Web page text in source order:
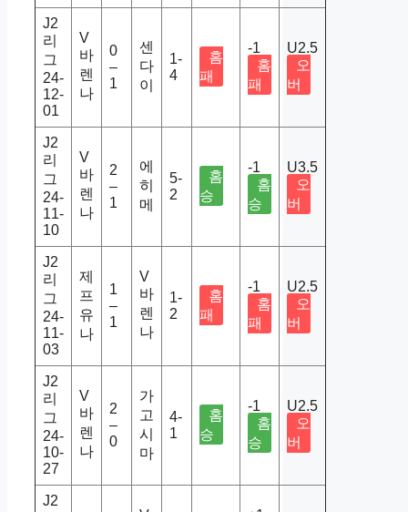
J2
리
그
24-
12-
01
V
바
렌
나
0
–
1
센
다
이
1-
4
홈
패
-1
홈
패
U2.5
오
버
J2
리
그
24-
11-
10
V
바
렌
나
2
–
1
에
히
메
5-
2
홈
승
-1
홈
승
U3.5
오
버
J2
리
그
24-
11-
03
제
프
유
나
1
–
1
V
바
렌
나
1-
2
홈
패
-1
홈
패
U2.5
오
버
J2
리
그
24-
10-
27
V
바
렌
나
2
–
0
가
고
시
마
4-
1
홈
승
-1
홈
승
U2.5
오
버
J2